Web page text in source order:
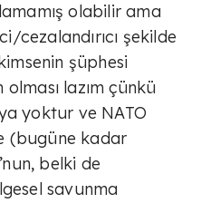
olabilir ama
cezalandırıcı şekilde
şüphesi
olması lazım çünkü
ya yoktur ve NATO
(bugüne kadar
belki de
savunma